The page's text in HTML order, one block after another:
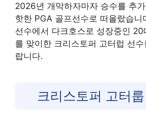
2026년 개막하자마자 승수를 추
핫한 PGA 골프선수로 떠올랐습니
선수에서 다크호스로 성장중인 20
를 맞이한 크리스토퍼 고터럽 선
랍니다.
크리스토퍼 고터